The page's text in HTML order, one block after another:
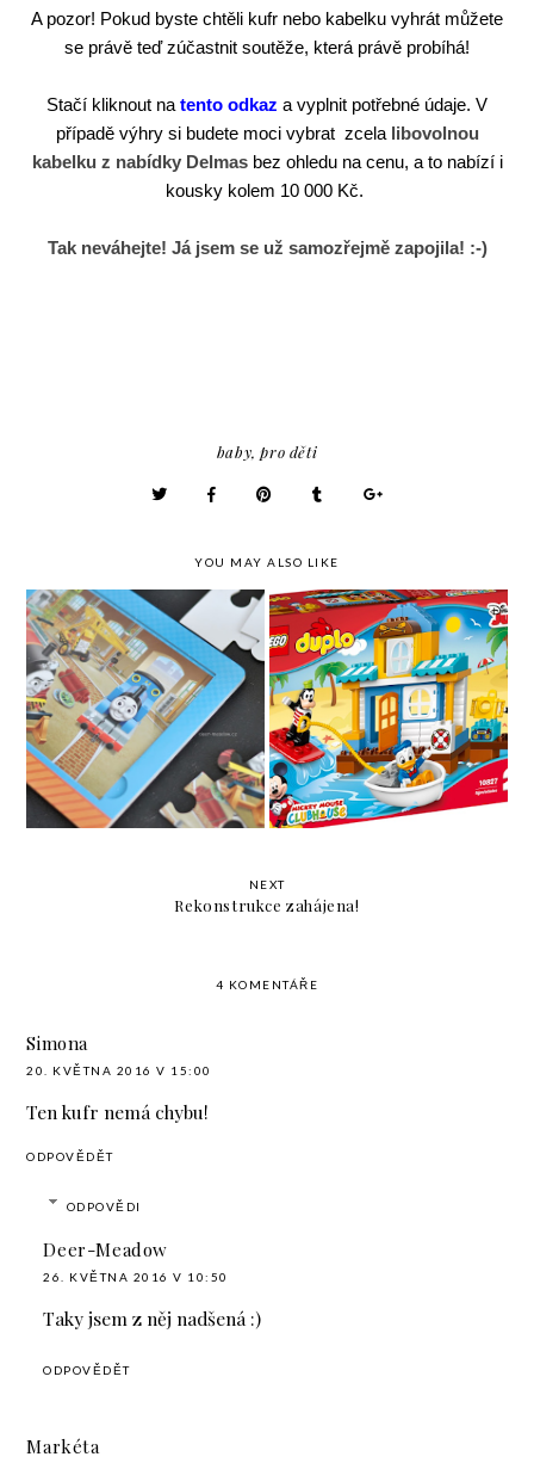
A pozor! Pokud byste chtěli kufr nebo kabelku vyhrát můžete
se právě teď zúčastnit soutěže, která právě probíhá!
Stačí kliknout na tento odkaz a vyplnit potřebné údaje. V
případě výhry si budete moci vybrat zcela libovolnou
kabelku z nabídky Delmasbez ohledu na cenu, a to nabízí i
kousky kolem 10 000 Kč.
Tak neváhejte! Já jsem se už samozřejmě zapojila! :-)
baby, pro děti
YOU MAY ALSO LIKE
Co nás baví -
Puzzle/Knížka Mašinka
Tomáš
Narozeninové oslava II.
- vybíráme lego
NEXT
Rekonstrukce zahájena!
4 KOMENTÁŘE
Simona
20. KVĚTNA 2016 V 15:00
Ten kufr nemá chybu!
ODPOVĚDĚT
ODPOVĚDI
Deer-Meadow
26. KVĚTNA 2016 V 10:50
Taky jsem z něj nadšená :)
ODPOVĚDĚT
Markéta